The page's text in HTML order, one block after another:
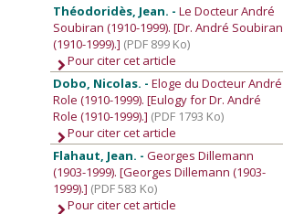
Théodoridès, Jean. -Le Docteur André
Soubiran (1910-1999). [Dr. André Soubiran
(1910-1999).] (PDF 899 Ko)
Pour citer cet article
Dobo, Nicolas. -Eloge du Docteur André
Role (1910-1999). [Eulogy for Dr. André
Role (1910-1999).] (PDF 1793 Ko)
Pour citer cet article
Flahaut, Jean. -Georges Dillemann
(1903-1999). [Georges Dillemann (1903-
1999).] (PDF 583 Ko)
Pour citer cet article